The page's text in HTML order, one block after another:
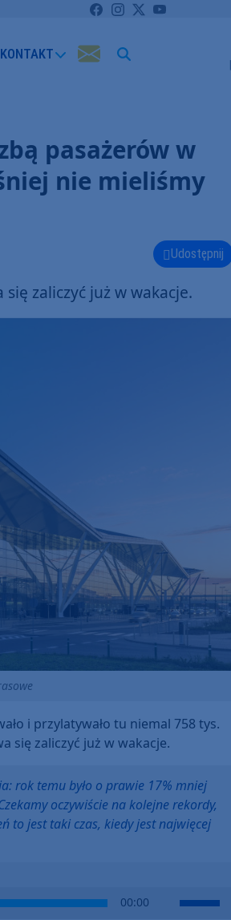
KONTAKT
pasażerów w
nie mieliśmy
Udostępnij
zaliczyć już w wakacje.
i przylatywało tu niemal 758 tys.
się zaliczyć już w wakacje.
rok temu było o prawie 17% mniej
oczywiście na kolejne rekordy,
to jest taki czas, kiedy jest najwięcej
00:00
Use